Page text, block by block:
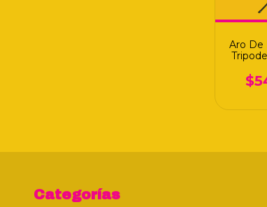
Aro De
Categorías